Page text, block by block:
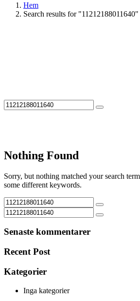
Hem
Search results for "11212188011640"
Nothing Found
Sorry, but nothing matched your search
some different keywords.
Senaste kommentarer
Recent Post
Kategorier
Inga kategorier